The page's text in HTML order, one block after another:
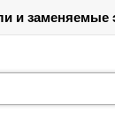
заменяемые